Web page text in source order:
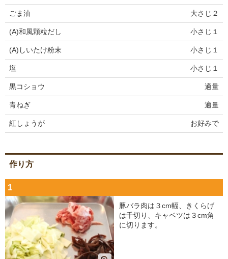
ごま油 大さじ２
(A)和風顆粒だし 小さじ１
(A)しいたけ粉末 小さじ１
塩 小さじ１
黒コショウ 適量
青ねぎ 適量
紅しょうが お好みで
作り方
1
豚バラ肉は３cm幅、きくらげ
は千切り、キャベツは３cm角
に切ります。